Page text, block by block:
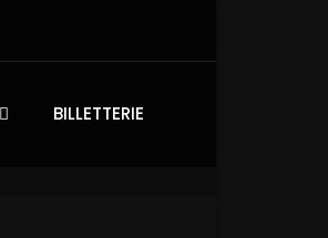
BILLETTERIE